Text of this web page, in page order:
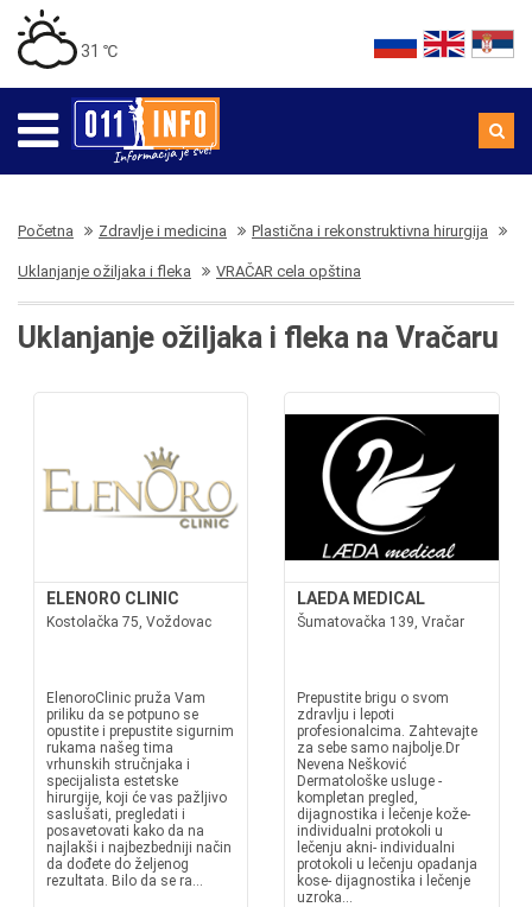
31 ℃
Početna Zdravlje i medicina Plastična i rekonstruktivna hirurgija
Uklanjanje ožiljaka i fleka VRAČAR cela opština
Uklanjanje ožiljaka i fleka na Vračaru
ELENORO CLINIC
Kostolačka 75, Voždovac
ElenoroClinic pruža Vam
priliku da se potpuno se
opustite i prepustite sigurnim
rukama našeg tima
vrhunskih stručnjaka i
specijalista estetske
hirurgije, koji će vas pažljivo
saslušati, pregledati i
posavetovati kako da na
najlakši i najbezbedniji način
da dođete do željenog
rezultata. Bilo da se ra...
LAEDA MEDICAL
Šumatovačka 139, Vračar
Prepustite brigu o svom
zdravlju i lepoti
profesionalcima. Zahtevajte
za sebe samo najbolje.Dr
Nevena Nešković
Dermatološke usluge -
kompletan pregled,
dijagnostika i lečenje kože-
individualni protokoli u
lečenju akni- individualni
protokoli u lečenju opadanja
kose- dijagnostika i lečenje
uzroka...